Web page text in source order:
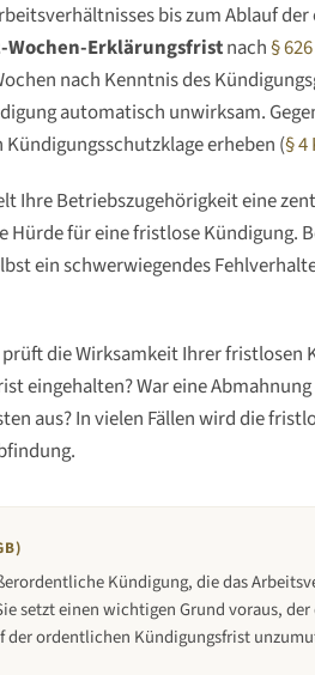
bis zum Ablauf
Wochen-Erklärungsfristnach§
nach Kenntnis des
automatisch unwirksam.
erheben (§ 4
Ihre Betriebszugehörigkeit eine
Hürde für eine fristlose Kündigung.
ein schwerwiegendes
prüft die Wirksamkeit Ihrer fristlosen
eingehalten? War eine
aus? In vielen Fällen wird die
Kündigung, die das
setzt einen wichtigen Grund voraus, der
der ordentlichen Kündigungsfrist